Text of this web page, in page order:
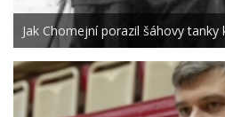
Jak Chomejní porazil šáhovy tanky